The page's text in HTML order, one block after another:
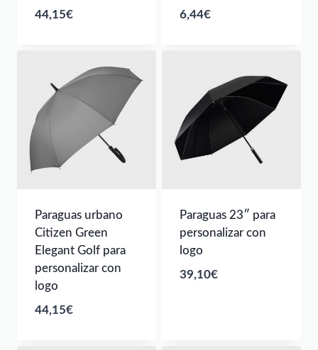
44,15€
6,44€
Paraguas urbano
Citizen Green
Elegant Golf para
personalizar con
logo
44,15€
Paraguas 23″ para
personalizar con
logo
39,10€